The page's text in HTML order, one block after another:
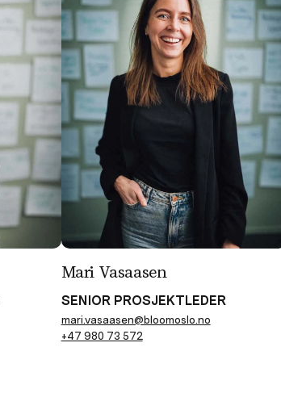
Mari Vasaasen
SENIOR PROSJEKTLEDER
mari.vasaasen@bloomoslo.no
+47 980 73 572